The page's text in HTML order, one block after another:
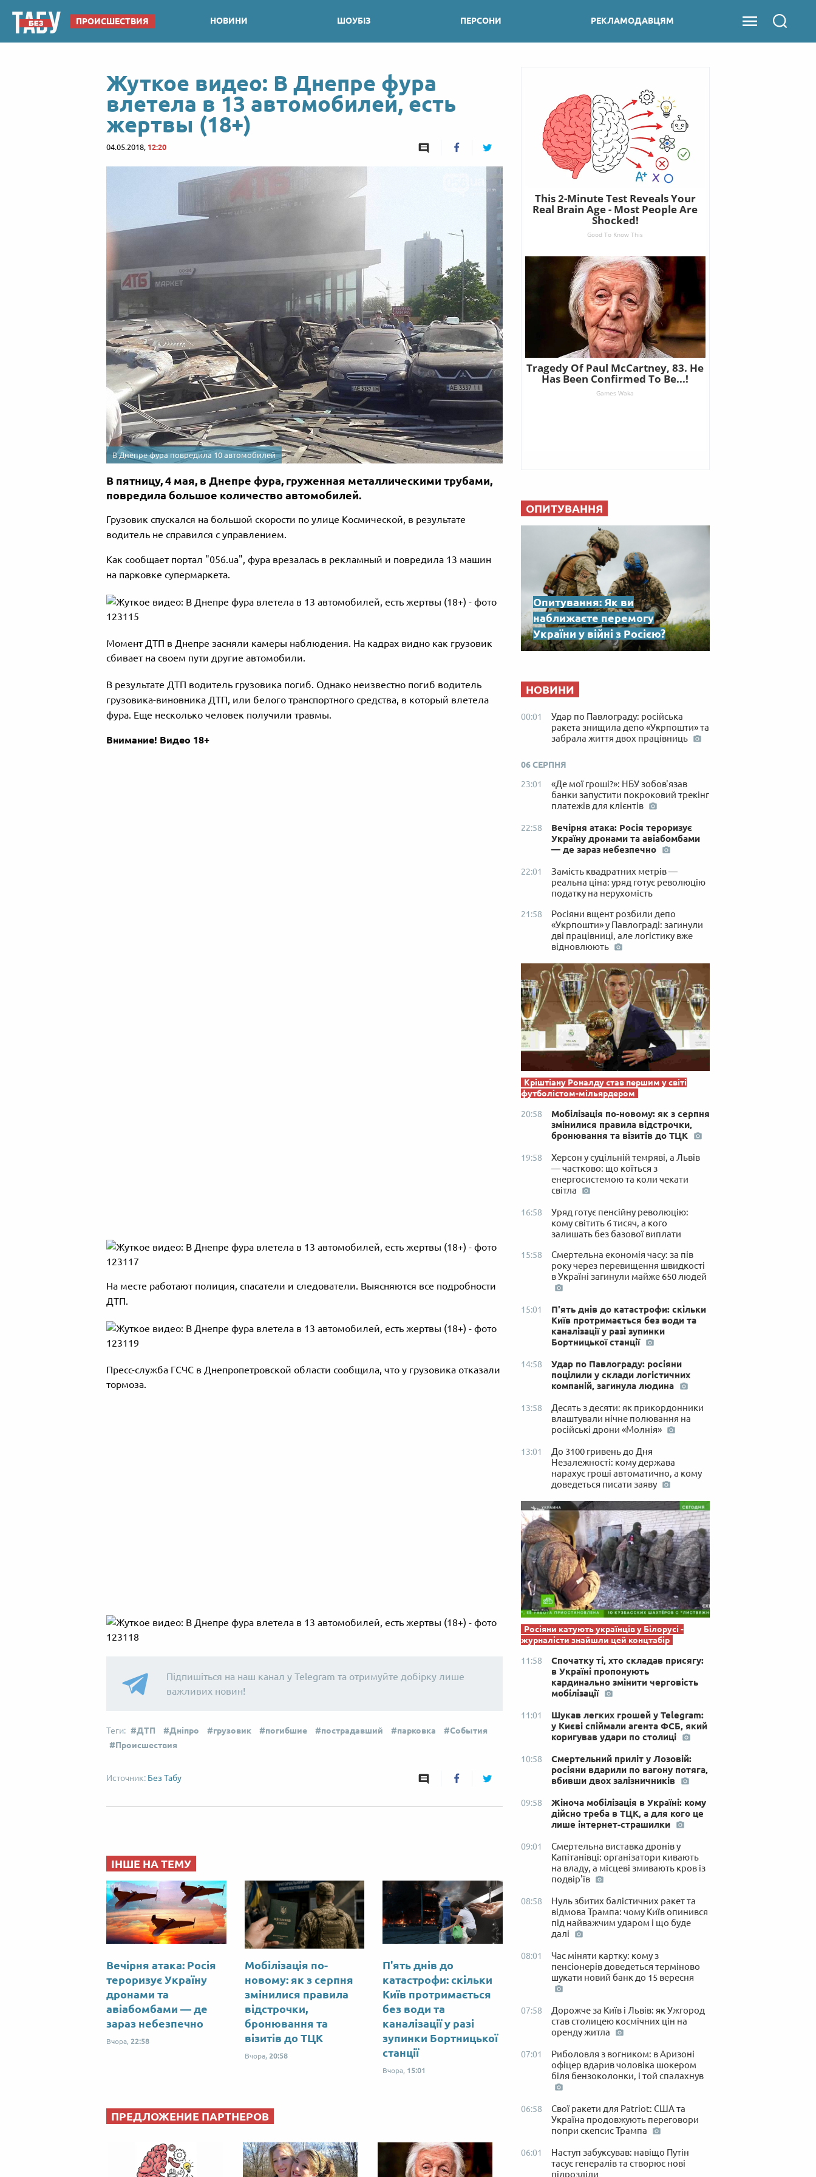
ПРОИСШЕСТВИЯ НОВИНИ ШОУБІЗ ПЕРСОНИ РЕКЛАМОДАВЦЯМ
Жуткое видео: В Днепре фура
влетела в 13 автомобилей, есть
жертвы (18+)
04.05.2018, 12:20
В Днепре фура повредила 10 автомобилей
В пятницу, 4 мая, в Днепре фура, груженная металлическими трубами,
повредила большое количество автомобилей.
Грузовик спускался на большой скорости по улице Космической, в результате
водитель не справился с управлением.
Как сообщает портал "056.ua", фура врезалась в рекламный и повредила 13 машин
на парковке супермаркета.
Момент ДТП в Днепре засняли камеры наблюдения. На кадрах видно как грузовик
сбивает на своем пути другие автомобили.
В результате ДТП водитель грузовика погиб. Однако неизвестно погиб водитель
грузовика-виновника ДТП, или белого транспортного средства, в который влетела
фура. Еще несколько человек получили травмы.
Внимание! Видео 18+
На месте работают полиция, спасатели и следователи. Выясняются все подробности
ДТП.
Пресс-служба ГСЧС в Днепропетровской области сообщила, что у грузовика отказали
тормоза.
Підпишіться на наш канал у Telegram та отримуйте добірку лише
важливих новин!
ДТП Дніпро грузовик погибшие пострадавший парковка
События
Происшествия
Без Табу
ІНШЕ НА ТЕМУ
Вечірня атака: Росія
тероризує Україну
дронами та
авіабомбами — де
зараз небезпечно
Вчора, 22:58
Мобілізація по-
новому: як з серпня
змінилися правила
відстрочки,
бронювання та
візитів до ТЦК
Вчора, 20:58
П'ять днів до
катастрофи: скільки
Київ протримається
без води та
каналізації у разі
зупинки Бортницької
станції
Вчора, 15:01
ПРЕДЛОЖЕНИЕ ПАРТНЕРОВ
ОПИТУВАННЯ
Опитування: Як ви
наближаєте перемогу
України у війні з Росією?
НОВИНИ
00:01
Удар по Павлограду: російська
ракета знищила депо «Укрпошти» та
забрала життя двох працівниць
06 СЕРПНЯ
23:01
«Де мої гроші?»: НБУ зобов'язав
банки запустити покроковий трекінг
платежів для клієнтів
22:58
Вечірня атака: Росія тероризує
Україну дронами та авіабомбами
— де зараз небезпечно
22:01
Замість квадратних метрів —
реальна ціна: уряд готує революцію
податку на нерухомість
21:58
Росіяни вщент розбили депо
«Укрпошти» у Павлограді: загинули
дві працівниці, але логістику вже
відновлюють
Кріштіану Роналду став першим у світі
футболістом-мільярдером
20:58
Мобілізація по-новому: як з серпня
змінилися правила відстрочки,
бронювання та візитів до ТЦК
19:58
Херсон у суцільній темряві, а Львів
— частково: що коїться з
енергосистемою та коли чекати
світла
16:58
Уряд готує пенсійну революцію:
кому світить 6 тисяч, а кого
залишать без базової виплати
15:58
Смертельна економія часу: за пів
року через перевищення швидкості
в Україні загинули майже 650 людей
15:01
П'ять днів до катастрофи: скільки
Київ протримається без води та
каналізації у разі зупинки
Бортницької станції
14:58
Удар по Павлограду: росіяни
поцілили у склади логістичних
компаній, загинула людина
13:58
Десять з десяти: як прикордонники
влаштували нічне полювання на
російські дрони «Молнія»
13:01
До 3100 гривень до Дня
Незалежності: кому держава
нарахує гроші автоматично, а кому
доведеться писати заяву
Росіяни катують українців у Білорусі -
журналісти знайшли цей концтабір
11:58
Спочатку ті, хто складав присягу:
в Україні пропонують
кардинально змінити черговість
мобілізації
11:01
Шукав легких грошей у Telegram:
у Києві спіймали агента ФСБ, який
коригував удари по столиці
10:58
Смертельний приліт у Лозовій:
росіяни вдарили по вагону потяга,
вбивши двох залізничників
09:58
Жіноча мобілізація в Україні: кому
дійсно треба в ТЦК, а для кого це
лише інтернет-страшилки
09:01
Смертельна виставка дронів у
Капітанівці: організатори кивають
на владу, а місцеві змивають кров із
подвір'їв
08:58
Нуль збитих балістичних ракет та
відмова Трампа: чому Київ опинився
під найважчим ударом і що буде
далі
08:01
Час міняти картку: кому з
пенсіонерів доведеться терміново
шукати новий банк до 15 вересня
07:58
Дорожче за Київ і Львів: як Ужгород
став столицею космічних цін на
оренду житла
07:01
Риболовля з вогником: в Аризоні
офіцер вдарив чоловіка шокером
біля бензоколонки, і той спалахнув
06:58
Свої ракети для Patriot: США та
Україна продовжують переговори
попри скепсис Трампа
06:01
Наступ забуксував: навіщо Путін
тасує генералів та створює нові
підрозділи